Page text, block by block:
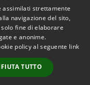
© 2024, Comune
di Roccarainola
byMunicipium
|Accesso redazione
assimilati strettamente
navigazione del sito,
fine di elaborare
e anonime.
policy al seguente link
TUTTO